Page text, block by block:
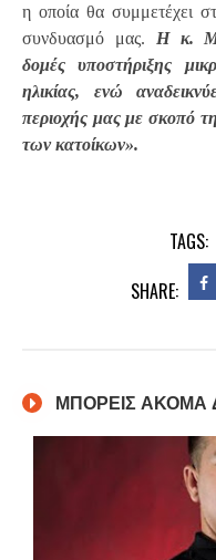
η οποία θα συμμετέχει
συνδυασμό μας. Η κ.
δομές υποστήριξης
ηλικίας, ενώ
περιοχής μας με σκοπό
των κατοίκων».
TAGS:
SHARE:
ΜΠΟΡΕΙΣ ΑΚΟΜΑ